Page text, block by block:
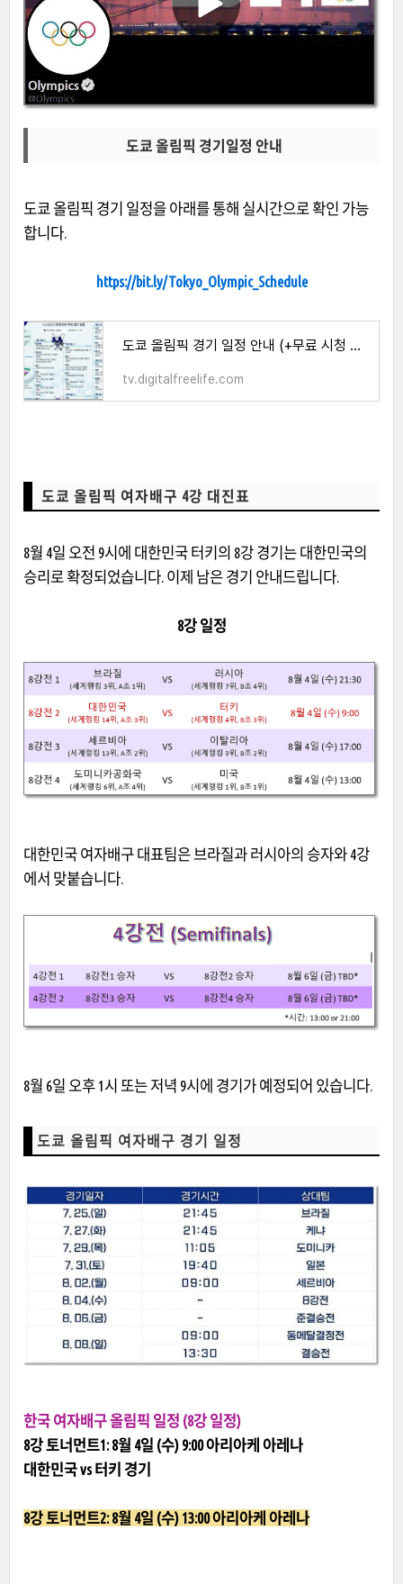
도쿄 올림픽 경기일정 안내
도쿄 올림픽 경기 일정을 아래를 통해 실시간으로 확인 가능
합니다.
https://bit.ly/Tokyo_Olympic_Schedule
도쿄 올림픽 경기 일정 안내 (+무료 시청 방법)
tv.digitalfreelife.com
도쿄 올림픽 여자배구 4강 대진표
8월 4일 오전 9시에 대한민국 터키의 8강 경기는 대한민국의
승리로 확정되었습니다. 이제 남은 경기 안내드립니다.
8강 일정
대한민국 여자배구 대표팀은 브라질과 러시아의 승자와 4강
에서 맞붙습니다.
8월 6일 오후 1시 또는 저녁 9시에 경기가 예정되어 있습니다.
도쿄 올림픽 여자배구 경기 일정
한국 여자배구 올림픽 일정 (8강 일정)
8강 토너먼트1: 8월 4일 (수) 9:00 아리아케 아레나
대한민국 vs 터키 경기
8강 토너먼트2: 8월 4일 (수) 13:00 아리아케 아레나